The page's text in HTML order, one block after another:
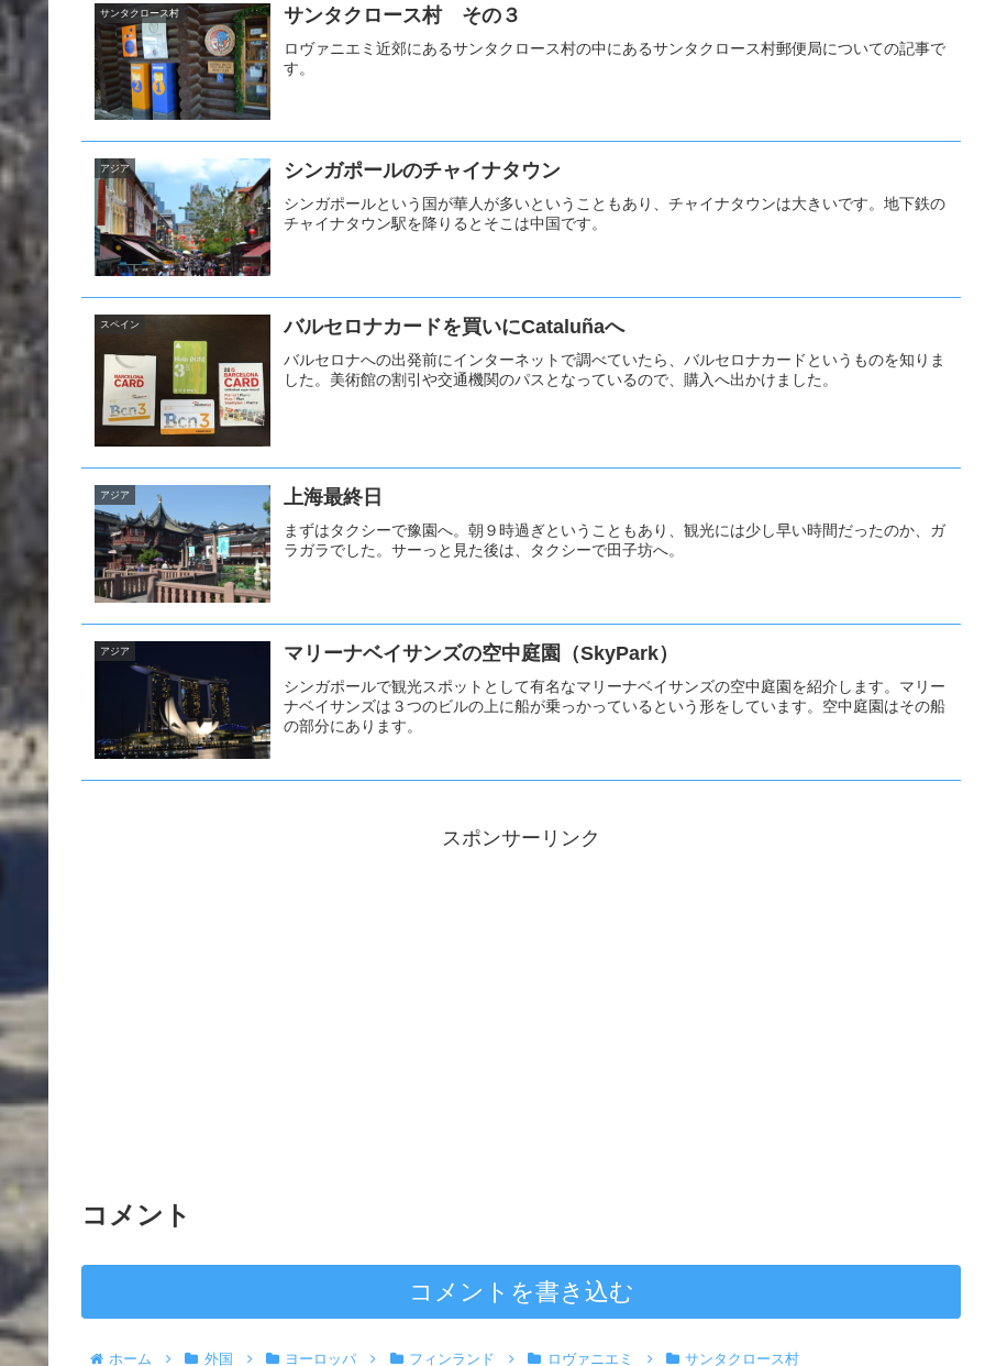
サンタクロース村 サンタクロース村 その３
ロヴァニエミ近郊にあるサンタクロース村の中にあるサンタクロース村郵便局についての記事で
す。
アジア シンガポールのチャイナタウン
シンガポールという国が華人が多いということもあり、チャイナタウンは大きいです。地下鉄の
チャイナタウン駅を降りるとそこは中国です。
スペイン バルセロナカードを買いにCataluñaへ
バルセロナへの出発前にインターネットで調べていたら、バルセロナカードというものを知りま
した。美術館の割引や交通機関のパスとなっているので、購入へ出かけました。
アジア 上海最終日
まずはタクシーで豫園へ。朝９時過ぎということもあり、観光には少し早い時間だったのか、ガ
ラガラでした。サーっと見た後は、タクシーで田子坊へ。
アジア マリーナベイサンズの空中庭園（SkyPark）
シンガポールで観光スポットとして有名なマリーナベイサンズの空中庭園を紹介します。マリー
ナベイサンズは３つのビルの上に船が乗っかっているという形をしています。空中庭園はその船
の部分にあります。
スポンサーリンク
コメント
コメントを書き込む
ホーム 外国 ヨーロッパ フィンランド ロヴァニエミ サンタクロース村